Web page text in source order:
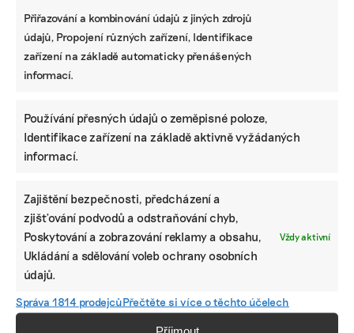
Přiřazování a kombinování údajů z jiných zdrojů
údajů, Propojení různých zařízení, Identifikace
zařízení na základě automaticky přenášených
informací.
Používání přesných údajů o zeměpisné poloze,
Identifikace zařízení na základě aktivně vyžádaných
informací.
Zajištění bezpečnosti, předcházení a
zjišťování podvodů a odstraňování chyb,
Poskytování a zobrazování reklamy a obsahu,
Ukládání a sdělování voleb ochrany osobních
údajů.
Vždy aktivní
Správa 1814 prodejcůPřečtěte si více o těchto účelech
Příjmout